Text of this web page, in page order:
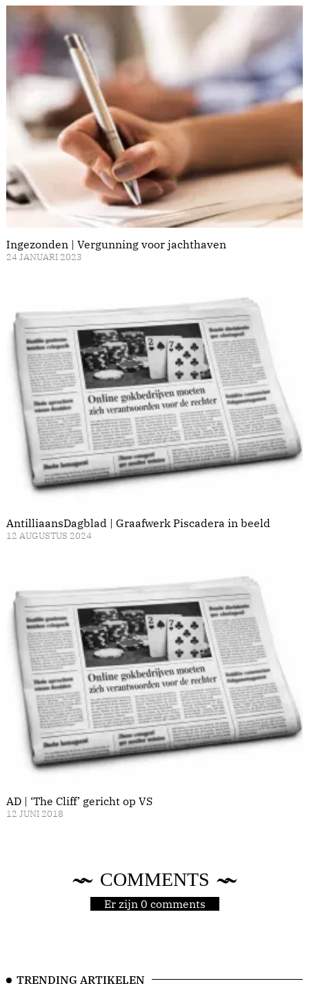
Ingezonden | Vergunning voor jachthaven
24 JANUARI 2023
AntilliaansDagblad | Graafwerk Piscadera in beeld
12 AUGUSTUS 2024
AD | ‘The Cliff’ gericht op VS
12 JUNI 2018
COMMENTS
Er zijn 0 comments
TRENDING ARTIKELEN